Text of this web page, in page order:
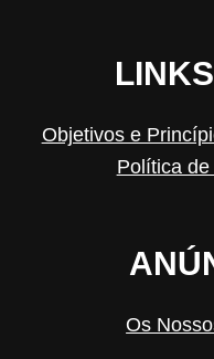
Objetivos e
Política
Os